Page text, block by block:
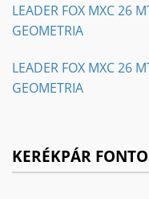
LEADER FOX MXC 26
GEOMETRIA
LEADER FOX MXC 26
GEOMETRIA
KERÉKPÁR